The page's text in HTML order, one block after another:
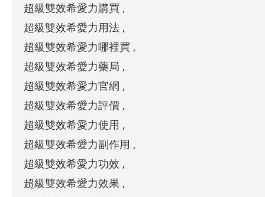
超級雙效希愛力購買 ,
超級雙效希愛力用法 ,
超級雙效希愛力哪裡買 ,
超級雙效希愛力藥局 ,
超級雙效希愛力官網 ,
超級雙效希愛力評價 ,
超級雙效希愛力使用 ,
超級雙效希愛力副作用 ,
超級雙效希愛力功效 ,
超級雙效希愛力效果 ,